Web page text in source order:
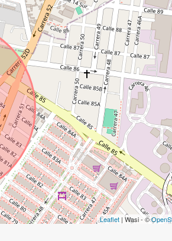
Leaflet | Wasi - ©